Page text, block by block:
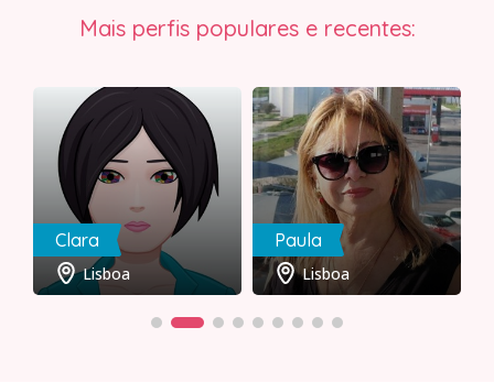
Mais perfis populares e recentes:
Clara
Lisboa
Paula
Lisboa